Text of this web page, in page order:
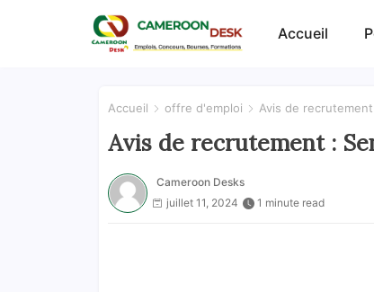
Accueil
Accueil offre d'emploi Avis de
Avis de recrutement :
Cameroon Desks
juillet 11, 2024
1 minute read